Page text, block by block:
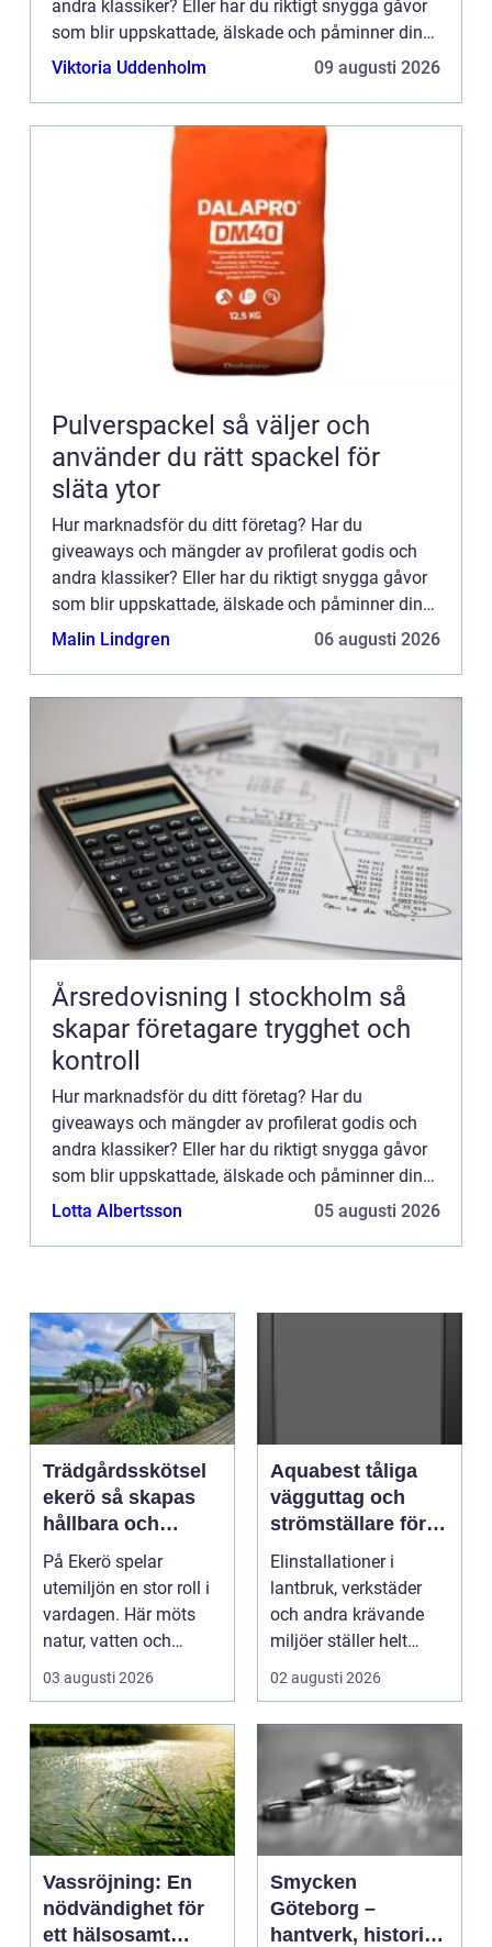
andra klassiker? Eller har du riktigt snygga gåvor
som blir uppskattade, älskade och påminner dina
kunder om ditt företag under...
Viktoria Uddenholm 09 augusti 2026
Pulverspackel så väljer och
använder du rätt spackel för
släta ytor
Hur marknadsför du ditt företag? Har du
giveaways och mängder av profilerat godis och
andra klassiker? Eller har du riktigt snygga gåvor
som blir uppskattade, älskade och påminner dina
kunder om ditt företag under...
Malin Lindgren 06 augusti 2026
Årsredovisning I stockholm så
skapar företagare trygghet och
kontroll
Hur marknadsför du ditt företag? Har du
giveaways och mängder av profilerat godis och
andra klassiker? Eller har du riktigt snygga gåvor
som blir uppskattade, älskade och påminner dina
kunder om ditt företag under...
Lotta Albertsson 05 augusti 2026
Trädgårdsskötsel
ekerö så skapas
hållbara och
välskötta
utemiljöer
På Ekerö spelar
utemiljön en stor roll i
vardagen. Här möts
natur, vatten och
bebyggelse på ett
sätt...
03 augusti 2026
Aquabest tåliga
vägguttag och
strömställare för
krävande miljöer
Elinstallationer i
lantbruk, verkstäder
och andra krävande
miljöer ställer helt
andra krav än i ett ...
02 augusti 2026
Vassröjning: En
nödvändighet för
ett hälsosamt
Smycken
Göteborg –
hantverk, historia